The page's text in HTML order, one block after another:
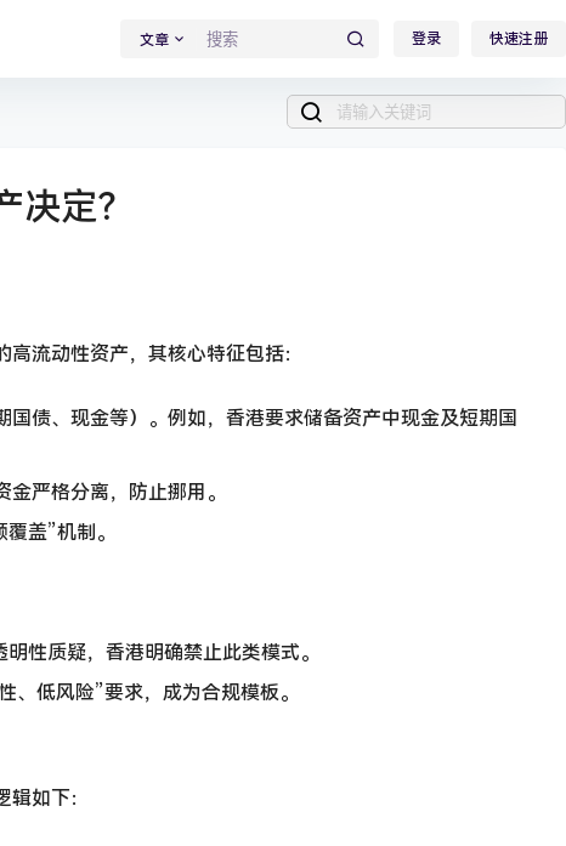
文章 登录 快速注册
定？
流动性资产，其核心特征包括：
债、现金等）。例如，香港要求储备资产中现金及短期国
严格分离，防止挪用。
盖”机制。
性质疑，香港明确禁止此类模式。
、低风险”要求，成为合规模板。
如下：